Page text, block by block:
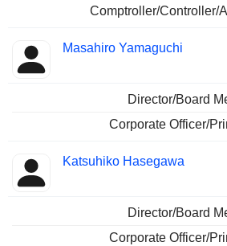
Comptroller/Controller/
Masahiro Yamaguchi
Director/Board
Corporate Officer/
Katsuhiko Hasegawa
Director/Board
Corporate Officer/